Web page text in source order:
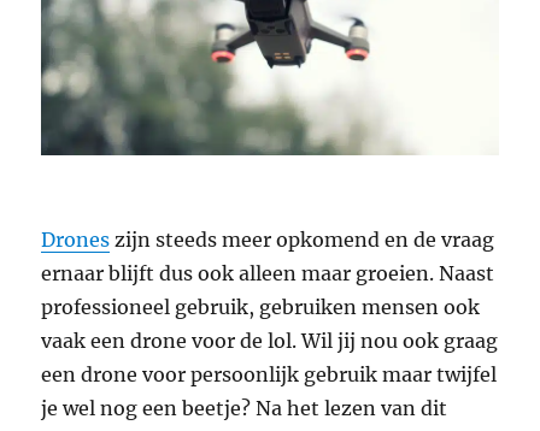
Drones zijn steeds meer opkomend en de vraag
ernaar blijft dus ook alleen maar groeien. Naast
professioneel gebruik, gebruiken mensen ook
vaak een drone voor de lol. Wil jij nou ook graag
een drone voor persoonlijk gebruik maar twijfel
je wel nog een beetje? Na het lezen van dit